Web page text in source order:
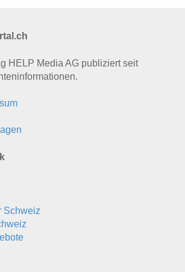
HELP Media AG publiziert seit
Schweiz